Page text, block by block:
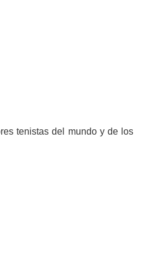
tenistas del mundo y de los